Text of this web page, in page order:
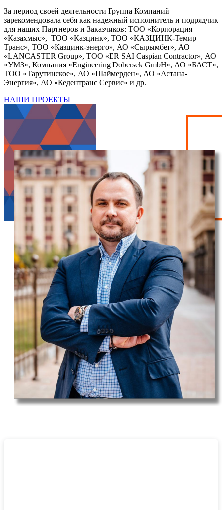
За период своей деятельности Группа Компаний
зарекомендовала себя как надежный исполнитель и подрядчик
для наших Партнеров и Заказчиков: ТОО «Корпорация
«Казахмыс», ТОО «Казцинк», ТОО «КАЗЦИНК-Темир
Транс», ТОО «Казцинк-энерго», АО «Сырымбет», АО
«LANCASTER Group», ТОО «ER SAI Caspian Contractor», АО
«УМЗ», Компания «Engineering Dobersek GmbH», АО «БАСТ»,
ТОО «Тарутинское», АО «Шаймерден», АО «Астана-
Энергия», АО «Кедентранс Сервис» и др.
НАШИ ПРОЕКТЫ